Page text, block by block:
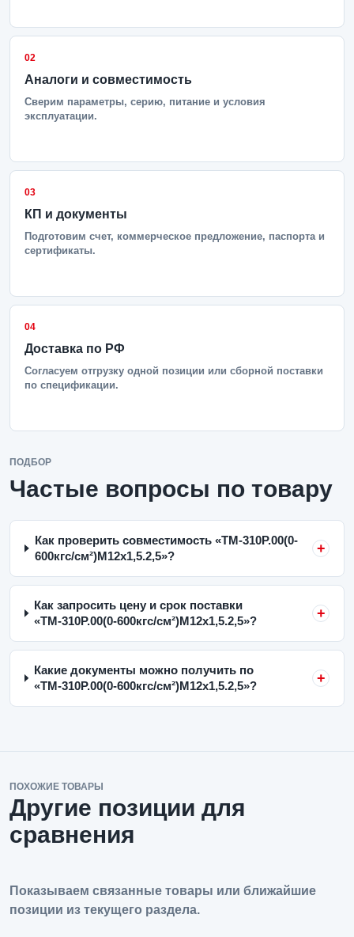
02
Аналоги и совместимость
Сверим параметры, серию, питание и условия
эксплуатации.
03
КП и документы
Подготовим счет, коммерческое предложение, паспорта и
сертификаты.
04
Доставка по РФ
Согласуем отгрузку одной позиции или сборной поставки
по спецификации.
ПОДБОР
Частые вопросы по товару
Как проверить совместимость «ТМ-310Р.00(0-
600кгс/см²)M12x1,5.2,5»?
Как запросить цену и срок поставки
«ТМ-310Р.00(0-600кгс/см²)M12x1,5.2,5»?
Какие документы можно получить по
«ТМ-310Р.00(0-600кгс/см²)M12x1,5.2,5»?
ПОХОЖИЕ ТОВАРЫ
Другие позиции для
сравнения
Показываем связанные товары или ближайшие
позиции из текущего раздела.